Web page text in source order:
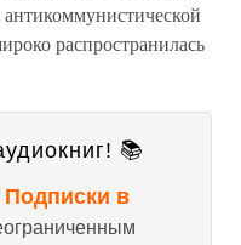
распространилась
📚
в